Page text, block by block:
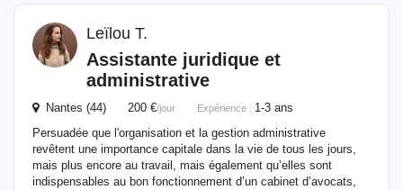
Leïlou T.
Assistante juridique et
administrative
Nantes (44) 200 €/jour Expérience : 1-3 ans
Persuadée que l'organisation et la gestion administrative
revêtent une importance capitale dans la vie de tous les jours,
mais plus encore au travail, mais également qu’elles sont
indispensables au bon fonctionnement d’un cabinet d’avocats,